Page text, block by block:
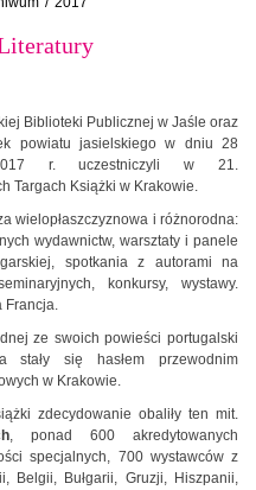
Biblioteki Publicznej w Jaśle oraz
powiatu jasielskiego w dniu 28
r. uczestniczyli w 21.
Targach Książki w Krakowie.
wielopłaszczyznowa i różnorodna:
wydawnictw, warsztaty i panele
spotkania z autorami na
konkursy, wystawy.
ze swoich powieści portugalski
stały się hasłem przewodnim
w Krakowie.
zdecydowanie obaliły ten mit.
, ponad 600 akredytowanych
specjalnych, 700 wystawców z
Bułgarii, Gruzji, Hiszpanii,